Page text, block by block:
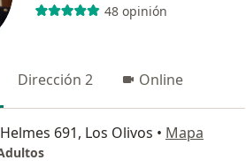
48 opinión
Dirección 2 Online
691, Los Olivos • Mapa